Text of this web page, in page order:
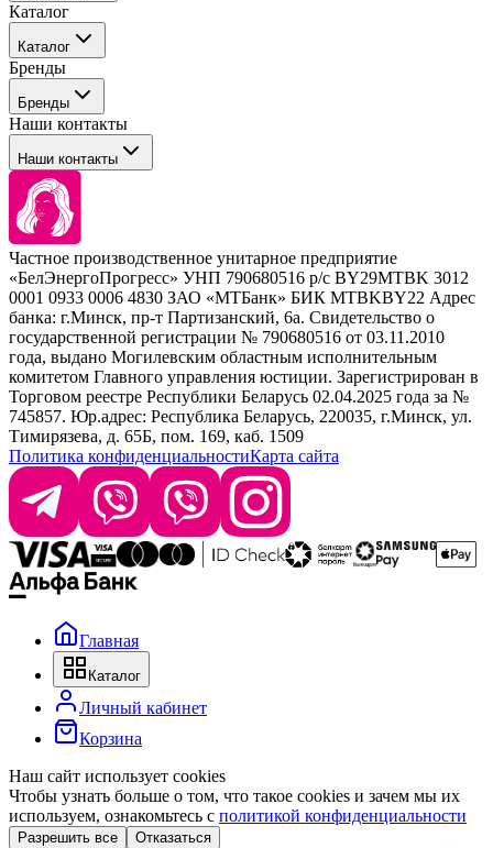
События
Покупателю
Каталог
Каталог
Профессиональные средства для окрашивания волос
Сервисные средства
Уход
Стайлинг
Брови и ресницы
Барберинг
Наборы
Расходные материалы
Бренды
Бренды
Tefia
Concept
Kezy
Barex
Sim Sensitive
Kebren
Selective Professional
White Line
Наши контакты
Наши контакты
+ 375 44 7233514
+ 375 29 1649505
info@krasabel.by
Офис: г. Минск, ул. Тимирязева 65Б, офис 1509
Склад: г. Минск, ул. Домбровская, 15
Время работы: пн–чт 9:00–17:30, пт 9:00–17:00
Частное производственное унитарное предприятие
«БелЭнергоПрогресс» УНП 790680516 р/с BY29MTBK 3012
0001 0933 0006 4830 ЗАО «МТБанк» БИК MTBKBY22 Адрес
банка: г.Минск, пр-т Партизанский, 6а. Свидетельство о
государственной регистрации № 790680516 от 03.11.2010
года, выдано Могилевским областным исполнительным
комитетом Главного управления юстиции. Зарегистрирован в
Торговом реестре Республики Беларусь 02.04.2025 года за №
745857. Юр.адрес: Республика Беларусь, 220035, г.Минск, ул.
Тимирязева, д. 65Б, пом. 169, каб. 1509
Политика конфиденциальностиКарта сайта
Главная
Каталог
Личный кабинет
Корзина
Наш сайт использует cookies
Чтобы узнать больше о том, что такое cookies и зачем мы их
используем, ознакомьтесь с политикой конфиденциальности
Разрешить все Отказаться